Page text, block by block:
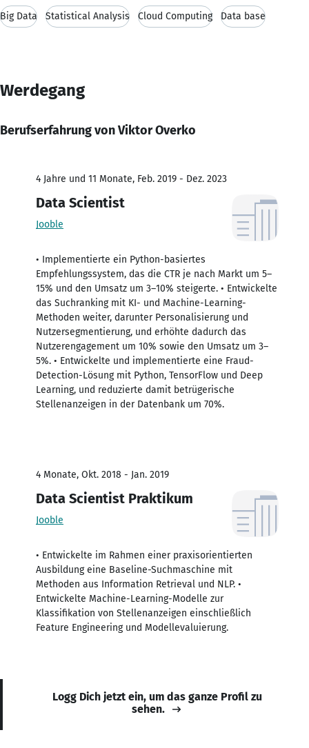
Big Data Statistical Analysis Cloud Computing Data base
Werdegang
Berufserfahrung von Viktor Overko
4 Jahre und 11 Monate, Feb. 2019 - Dez. 2023
Data Scientist
Jooble
• Implementierte ein Python-basiertes
Empfehlungssystem, das die CTR je nach Markt um 5–
15% und den Umsatz um 3–10% steigerte. • Entwickelte
das Suchranking mit KI- und Machine-Learning-
Methoden weiter, darunter Personalisierung und
Nutzersegmentierung, und erhöhte dadurch das
Nutzerengagement um 10% sowie den Umsatz um 3–
5%. • Entwickelte und implementierte eine Fraud-
Detection-Lösung mit Python, TensorFlow und Deep
Learning, und reduzierte damit betrügerische
Stellenanzeigen in der Datenbank um 70%.
4 Monate, Okt. 2018 - Jan. 2019
Data Scientist Praktikum
Jooble
• Entwickelte im Rahmen einer praxisorientierten
Ausbildung eine Baseline-Suchmaschine mit
Methoden aus Information Retrieval und NLP. •
Entwickelte Machine-Learning-Modelle zur
Klassifikation von Stellenanzeigen einschließlich
Feature Engineering und Modellevaluierung.
Logg Dich jetzt ein, um das ganze Profil zu
sehen.